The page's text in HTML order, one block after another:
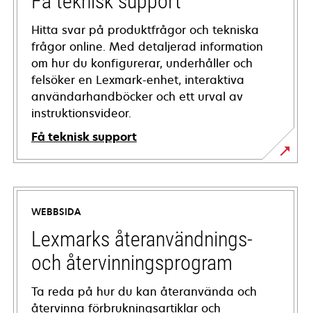
Hitta svar på produktfrågor och tekniska
frågor online. Med detaljerad information
om hur du konfigurerar, underhåller och
felsöker en Lexmark-enhet, interaktiva
användarhandböcker och ett urval av
instruktionsvideor.
Få teknisk support
opens
in
new
tab
WEBBSIDA
Lexmarks återanvändnings-
och återvinningsprogram
Ta reda på hur du kan återanvända och
återvinna förbrukningsartiklar och